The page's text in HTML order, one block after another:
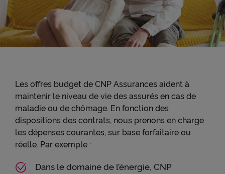
Les offres budget de CNP Assurances aident à
maintenir le niveau de vie des assurés en cas de
maladie ou de chômage. En fonction des
dispositions des contrats, nous prenons en charge
les dépenses courantes, sur base forfaitaire ou
réelle. Par exemple :
Dans le domaine de l’énergie, CNP